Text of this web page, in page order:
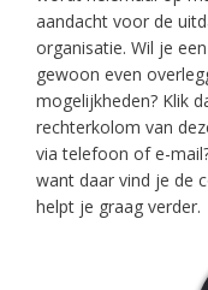
aandacht voor de
organisatie. Wil je
gewoon even
mogelijkheden? Klik
rechterkolom van
via telefoon of e-
want daar vind je de
helpt je graag verder.